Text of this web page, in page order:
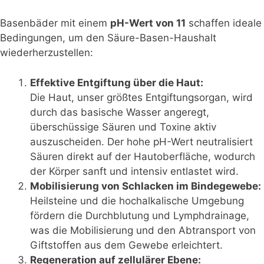
Basenbäder mit einem pH-Wert von 11 schaffen ideale
Bedingungen, um den Säure-Basen-Haushalt
wiederherzustellen:
Effektive Entgiftung über die Haut:
Die Haut, unser größtes Entgiftungsorgan, wird
durch das basische Wasser angeregt,
überschüssige Säuren und Toxine aktiv
auszuscheiden. Der hohe pH-Wert neutralisiert
Säuren direkt auf der Hautoberfläche, wodurch
der Körper sanft und intensiv entlastet wird.
Mobilisierung von Schlacken im Bindegewebe:
Heilsteine und die hochalkalische Umgebung
fördern die Durchblutung und Lymphdrainage,
was die Mobilisierung und den Abtransport von
Giftstoffen aus dem Gewebe erleichtert.
Regeneration auf zellulärer Ebene: